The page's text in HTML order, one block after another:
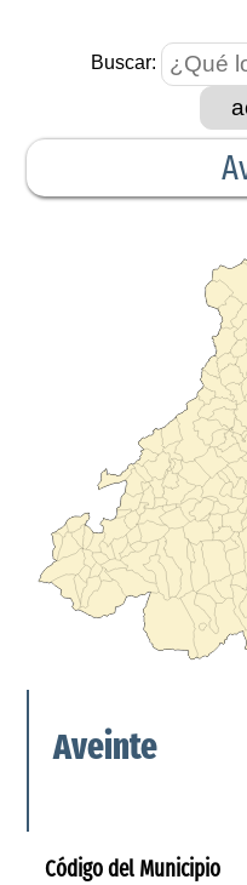
Buscar:
Aveinte
Código del Municipio